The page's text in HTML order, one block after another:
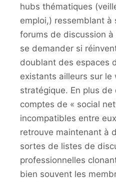
hubs thématiques
emploi,) ressemblant à
forums de discussion
se demander si
doublant des espaces
existants ailleurs sur le
stratégique. En plus
comptes de « social
incompatibles entre
retrouve maintenant à
sortes de listes de
professionnelles
bien souvent les